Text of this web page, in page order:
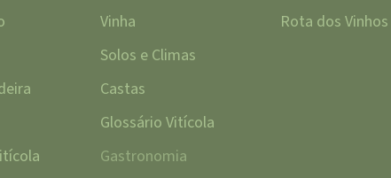
Vinha
Solos e Climas
Castas
Glossário Vitícola
Gastronomia
Rota dos